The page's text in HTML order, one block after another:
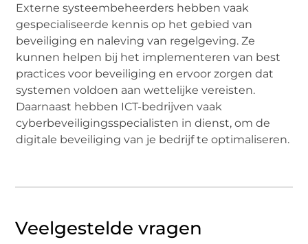
Externe systeembeheerders hebben vaak
gespecialiseerde kennis op het gebied van
beveiliging en naleving van regelgeving. Ze
kunnen helpen bij het implementeren van best
practices voor beveiliging en ervoor zorgen dat
systemen voldoen aan wettelijke vereisten.
Daarnaast hebben ICT-bedrijven vaak
cyberbeveiligingsspecialisten in dienst, om de
digitale beveiliging van je bedrijf te optimaliseren.
Veelgestelde vragen